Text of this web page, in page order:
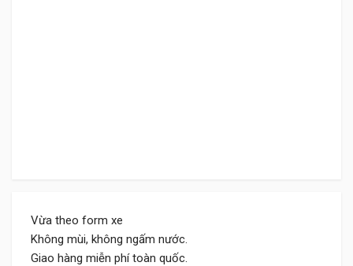
Vừa theo form xe
Không mùi, không ngấm nước.
Giao hàng miễn phí toàn quốc.